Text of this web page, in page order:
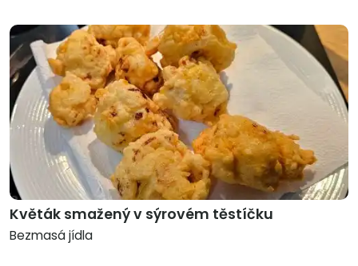
Květák smažený v sýrovém těstíčku
Bezmasá jídla